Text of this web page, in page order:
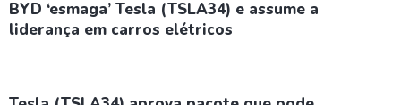
BYD ‘esmaga’ Tesla (TSLA34) e assume a
liderança em carros elétricos